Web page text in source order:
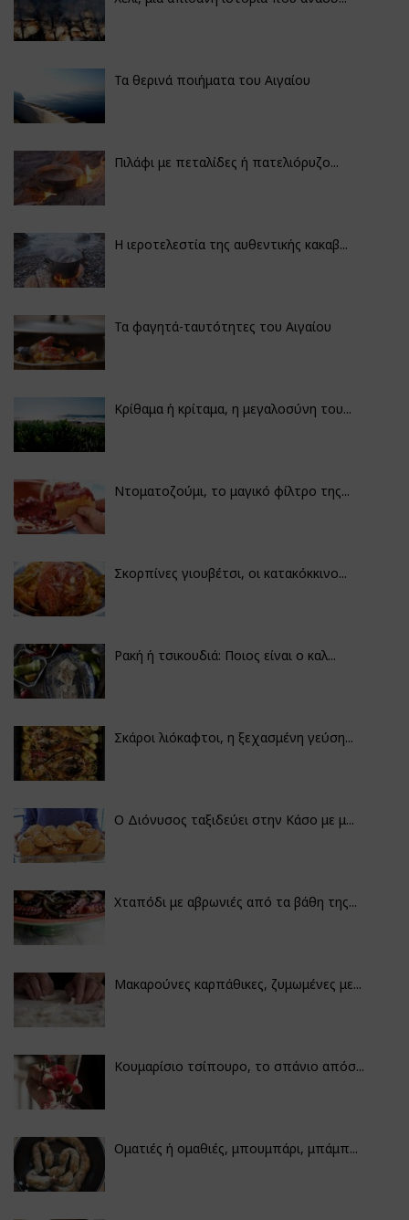
Τα θερινά ποιήματα του Αιγαίου
Πιλάφι με πεταλίδες ή πατελιόρυζο...
Η ιεροτελεστία της αυθεντικής κακαβ...
Τα φαγητά-ταυτότητες του Αιγαίου
Κρίθαμα ή κρίταμα, η μεγαλοσύνη του...
Ντοματοζούμι, το μαγικό φίλτρο της...
Σκορπίνες γιουβέτσι, οι κατακόκκινο...
Ρακή ή τσικουδιά: Ποιος είναι ο καλ...
Σκάροι λιόκαφτοι, η ξεχασμένη γεύση...
Ο Διόνυσος ταξιδεύει στην Κάσο με μ...
Χταπόδι με αβρωνιές από τα βάθη της...
Μακαρούνες καρπάθικες, ζυμωμένες με...
Κουμαρίσιο τσίπουρο, το σπάνιο απόσ...
Οματιές ή ομαθιές, μπουμπάρι, μπάμπ...